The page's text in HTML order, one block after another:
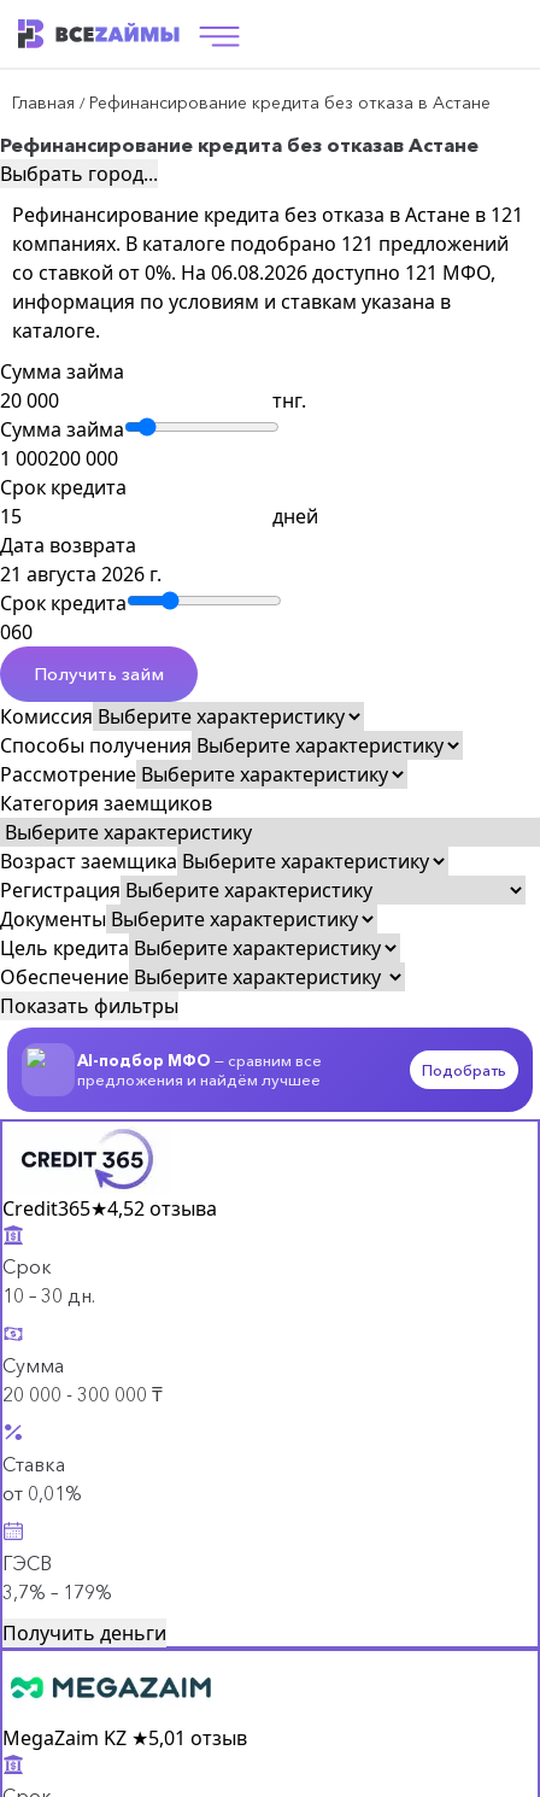
Главная / Рефинансирование кредита без отказа в Астане
Рефинансирование кредита без отказав Астане
Выбрать город...
Рефинансирование кредита без отказа в Астане в 121
компаниях. В каталоге подобрано 121 предложений
со ставкой от 0%. На 06.08.2026 доступно 121 МФО,
информация по условиям и ставкам указана в
каталоге.
Сумма займа
тнг.
Сумма займа
1 000200 000
Срок кредита
дней
Дата возврата
21 августа 2026 г.
Срок кредита
060
Получить займ
Комиссия
Способы получения
Рассмотрение
Категория заемщиков
Возраст заемщика
Регистрация
Документы
Цель кредита
Обеспечение
Показать фильтры
AI-подбор МФО — сравним все
предложения и найдём лучшее
Подобрать
Credit365★4,52 отзыва
Срок
10 – 30 дн.
Сумма
20 000 - 300 000 ₸
Ставка
от 0,01%
ГЭСВ
3,7% – 179%
Получить деньги
MegaZaim KZ ★5,01 отзыв